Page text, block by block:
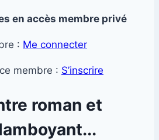
en accès membre privé
: Me connecter
membre : S’inscrire
roman et